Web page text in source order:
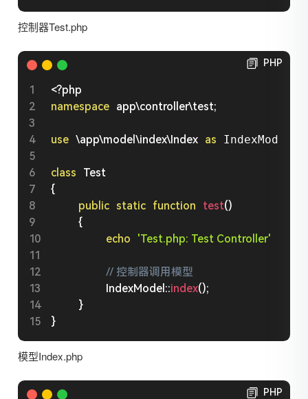
控制器Test.php
PHP
<?php
namespace app\controller\test;
use \app\model\index\ Index as IndexModel
class
Test
{
public static function test()
{
echo
'Test.php: Test Controller'
// 控制器调用模型
IndexModel ::index();
}
}
模型Index.php
PHP